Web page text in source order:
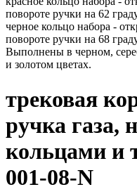
повороте ручки на 62
черное кольцо набора -
повороте ручки на 68
Выполнены в черном,
и золотом цветах.
трековая
ручка газа,
кольцами и
001-08-N